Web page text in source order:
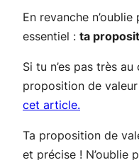
En revanche
essentiel : ta
Si tu n’es pas très
proposition de
cet article.
Ta proposition de
et précise ! N’oublie